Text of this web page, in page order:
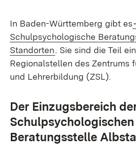
In Baden-Württemberg gibt es
Schulpsychologische
Standorten. Sie sind die Teil
Regionalstellen des Zentrums
und Lehrerbildung (ZSL).
Der Einzugsbereich
Schulpsychologischen
Beratungsstelle